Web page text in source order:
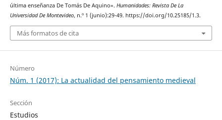
última enseñanza De Tomás De Aquino». Humanidades: Revista De La
Universidad De Montevideo, n.º 1 (junio):29-49. https://doi.org/10.25185/1.3.
Más formatos de cita
Número
Núm. 1 (2017): La actualidad del pensamiento medieval
Sección
Estudios